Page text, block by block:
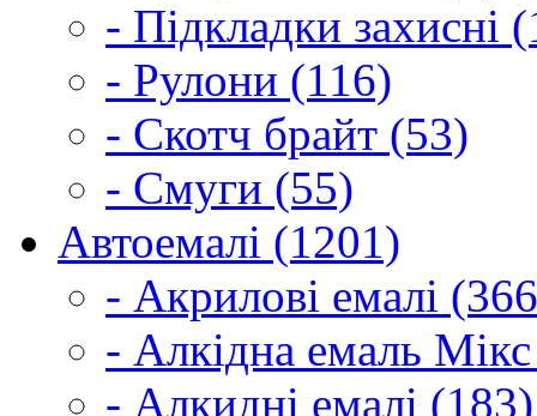
- Підкладки захисні
- Рулони (116)
- Скотч брайт (53)
- Смуги (55)
Автоемалі (1201)
- Акрилові емалі
- Алкідна емаль
- Алкидні емалі (183)